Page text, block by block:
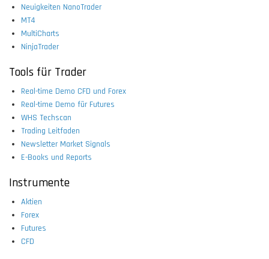
Neuigkeiten NanoTrader
MT4
MultiCharts
NinjaTrader
Tools für Trader
Real-time Demo CFD und Forex
Real-time Demo für Futures
WHS Techscan
Trading Leitfaden
Newsletter Market Signals
E-Books und Reports
Instrumente
Aktien
Forex
Futures
CFD